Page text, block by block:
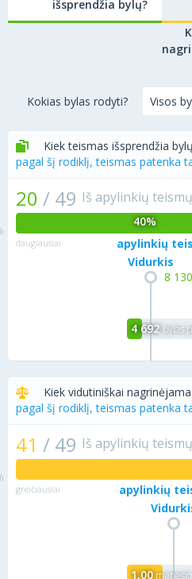
išsprendžia bylų?
Kokias bylas rodyti?
Kiek teismas išsprendžia
pagal šį rodiklį, teismas patenka
20 / 49 Iš apylinkių teismų
40%
daugiausiai apylinkių
8 130
Vidurkis
4 692bylas
Kiek vidutiniškai
pagal šį rodiklį, teismas patenka
41 / 49 Iš apylinkių teismų
greičiausiai apylinkių
1,00mėnesio